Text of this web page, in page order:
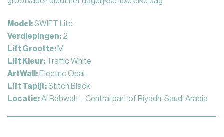
Model:SWIFT Lite
Verdiepingen: 2
Lift Grootte: M
Lift Kleur: Traffic White
ArtWall: Electric Opal
Lift Tapijt:Stitch Black
Locatie:Al Rabwah – Central part of Riyadh, Saudi Arabia